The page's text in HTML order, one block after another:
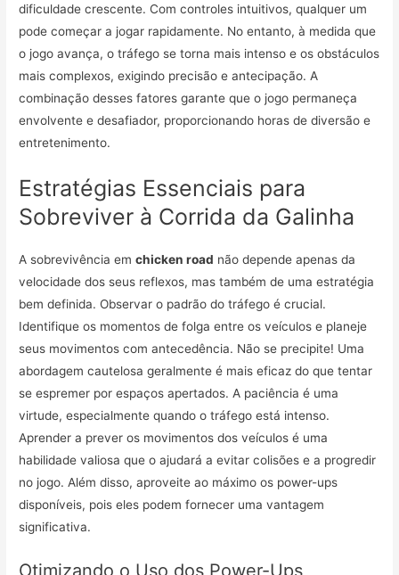
dificuldade crescente. Com controles intuitivos, qualquer um
pode começar a jogar rapidamente. No entanto, à medida que
o jogo avança, o tráfego se torna mais intenso e os obstáculos
mais complexos, exigindo precisão e antecipação. A
combinação desses fatores garante que o jogo permaneça
envolvente e desafiador, proporcionando horas de diversão e
entretenimento.
Estratégias Essenciais para
Sobreviver à Corrida da Galinha
A sobrevivência emchicken road não depende apenas da
velocidade dos seus reflexos, mas também de uma estratégia
bem definida. Observar o padrão do tráfego é crucial.
Identifique os momentos de folga entre os veículos e planeje
seus movimentos com antecedência. Não se precipite! Uma
abordagem cautelosa geralmente é mais eficaz do que tentar
se espremer por espaços apertados. A paciência é uma
virtude, especialmente quando o tráfego está intenso.
Aprender a prever os movimentos dos veículos é uma
habilidade valiosa que o ajudará a evitar colisões e a progredir
no jogo. Além disso, aproveite ao máximo os power-ups
disponíveis, pois eles podem fornecer uma vantagem
significativa.
Otimizando o Uso dos Power-Ups